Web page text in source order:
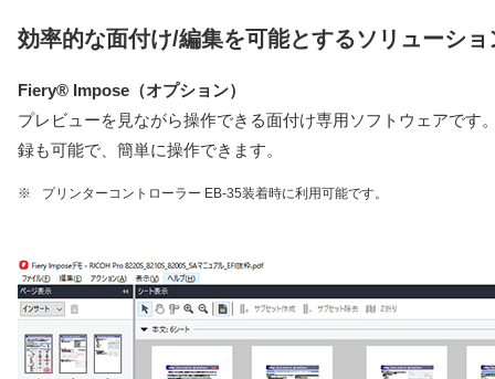
効率的な面付け/編集を可能とするソリューシ
Fiery® Impose（オプション）
プレビューを見ながら操作できる面付け専用ソフトウェアです
録も可能で、簡単に操作できます。
※ プリンターコントローラー EB-35装着時に利用可能です。